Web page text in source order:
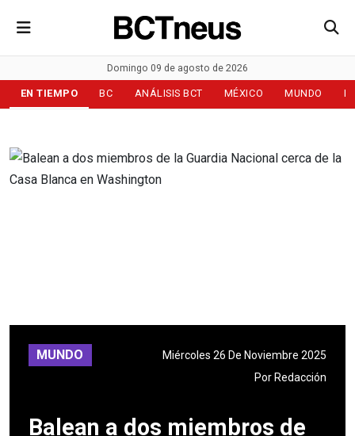
Domingo 09 de agosto de 2026
EN TIEMPO BC ANÁLISIS BCT MÉXICO MUNDO
MUNDO
Miércoles 26 De Noviembre 2025
Por Redacción
Balean a dos miembros de